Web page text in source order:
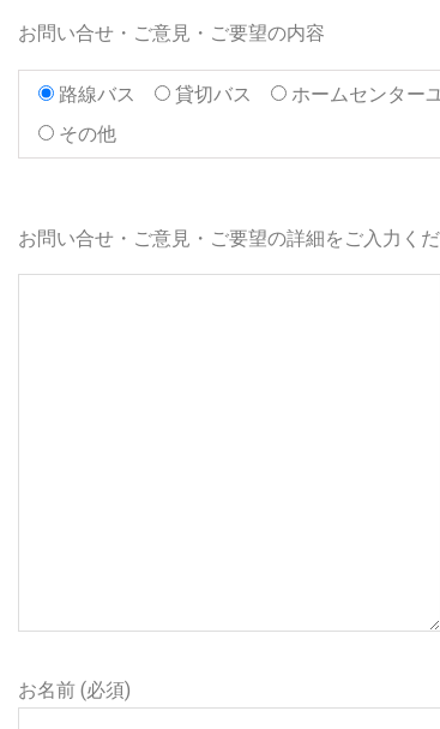
お問い合せ・ご意見・ご要望の内容
路線バス 貸切バス ホームセンター
その他
お問い合せ・ご意見・ご要望の詳細をご入力く
お名前 (必須)